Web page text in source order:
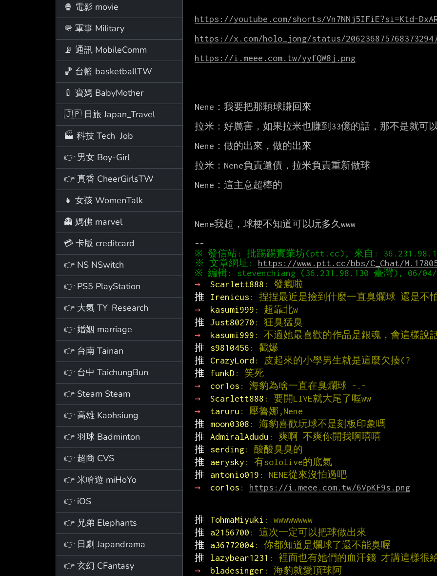
🍿 電影 movie
🪖 軍事 Military
📡 通訊 MobileComm
🏀 台籃 basketballTW
🍼 寶媽 BabyMother
🇯🇵 日旅 Japan_Travel
🏭 科技 Tech_Job
👉 男女 Boy-Girl
👉 真香 CheerGirlsTW
👧 女孩 WomenTalk
👻 媽佛 marvel
💳 卡版 creditcard
👉 NS NSwitch
👉 PS5 PlayStation
👉 大氣 TY_Research
👉 婚姻 marriage
👉 台南 Tainan
👉 台中 TaichungBun
👉 Steam Steam
👉 高雄 Kaohsiung
👉 羽球 Badminton
👉 超商 CVS
👉 米哈遊 miHoYo
👉 iOS
👉 兄弟 Elephants
👉 日劇 Japandrama
👉 玄幻 CFantasy
https://youtube.com/shorts/Vn7NNj5IFiE?si=Ktd-
https://x.com/holo_jong/status/
https://i.meee.com.tw/yyfQW8j.png
Nene：我要把那顆球賺回來
拉米：好厲害，如果拉米也賺到33億的話，那不是就可
Nene：做的出來，做的出來
拉米：Nene負責還債，拉米負責重新做球
Nene：這主意超棒的
Nene我超，球梗不知道可以玩多久www
※ 文章網址: https://www.ptt.cc/bbs/C_Chat/
→ Scarlett888 : 發瘋啦
推
Irenicus : 捏捏最近是撿到什麼一直臭爛球 還是不
→
kasumi999 : 超靠北w
推 Just80270 : 狂臭猛臭
→
kasumi999 : 不過她最喜歡的作品是銀魂，會這樣說
推
s9810456 : 戳爆
推
CrazyLord : 皮起來的小學男生就是這麼欠揍(?
推
funkD : 笑死
→
cor1os : 海豹為啥一直在臭爛球 -.-
→
Scarlett888 : 要開LIVE就大尾了喔ww
→
taruru : 壓魯娜,Nene
推
moon0308 : 海豹喜歡玩球不是刻板印象嗎
推 AdmiralAdudu : 爽啊 不爽你開我啊嘻嘻
推
serding: 酸酸臭臭的
推
aerysky : 有sololive的底氣
推
antonio019 : NENE從來沒怕過吧
→
cor1os : https://i.meee.com.tw/6VpKF9s.png
推 TohmaMiyuki : wwwwwwww
推
a2156700 : 這次一定可以把球做出來
推
a36772004 : 你都知道是爛球了還不能臭喔
推
lazybear1231 : 裡面也有她們的血汗錢 才講這樣很
→
bladesinger : 海豹就愛頂球阿